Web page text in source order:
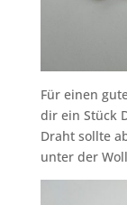
Für einen
dir ein Stück
Draht sollte
unter der